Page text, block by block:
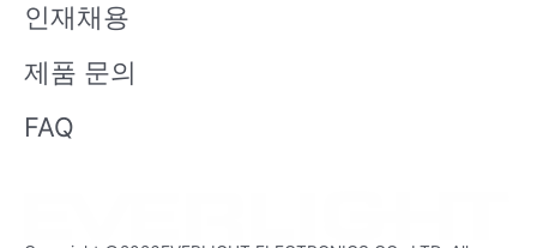
인재채용
제품 문의
FAQ